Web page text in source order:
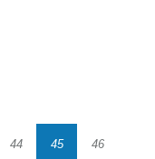
Sayfa
44 Sayfa
45 Sayfa
46